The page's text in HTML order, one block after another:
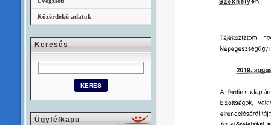
Közérdekű adatok
Keresés
Ügyfélkapu